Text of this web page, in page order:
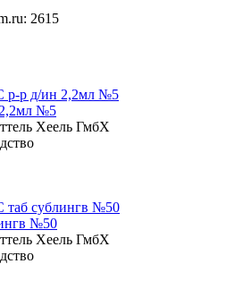
2615
№5
Хеель ГмбХ
№50
Хеель ГмбХ